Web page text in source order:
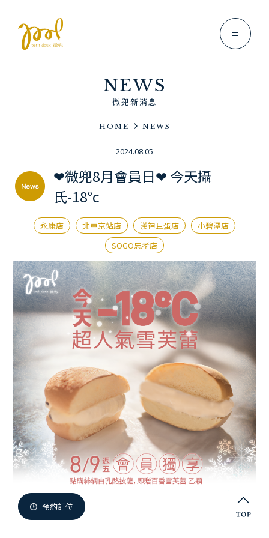
預約訂位
微兜故事
News
Menu
微兜菜單
Location
微兜門市
Members
微兜會員
Reservation
來微兜
NEWS
微兜新消息
HOME NEWS
2024.08.05
❤微兜8月會員日❤ 今天攝
氏-18°c
永康店 北車京站店 漢神巨蛋店
小碧潭店
SOGO忠孝店